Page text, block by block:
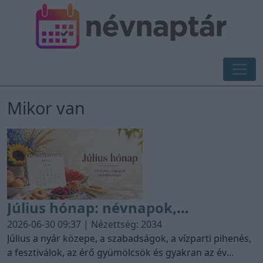
Mikor van
Július hónap: névnapok,
világnapok, jeles napok és
érdekességek
2026-06-30 09:37 | Nézettség: 2034
Július a nyár közepe, a szabadságok, a vízparti pihenés,
a fesztiválok, az érő gyümölcsök és gyakran az év